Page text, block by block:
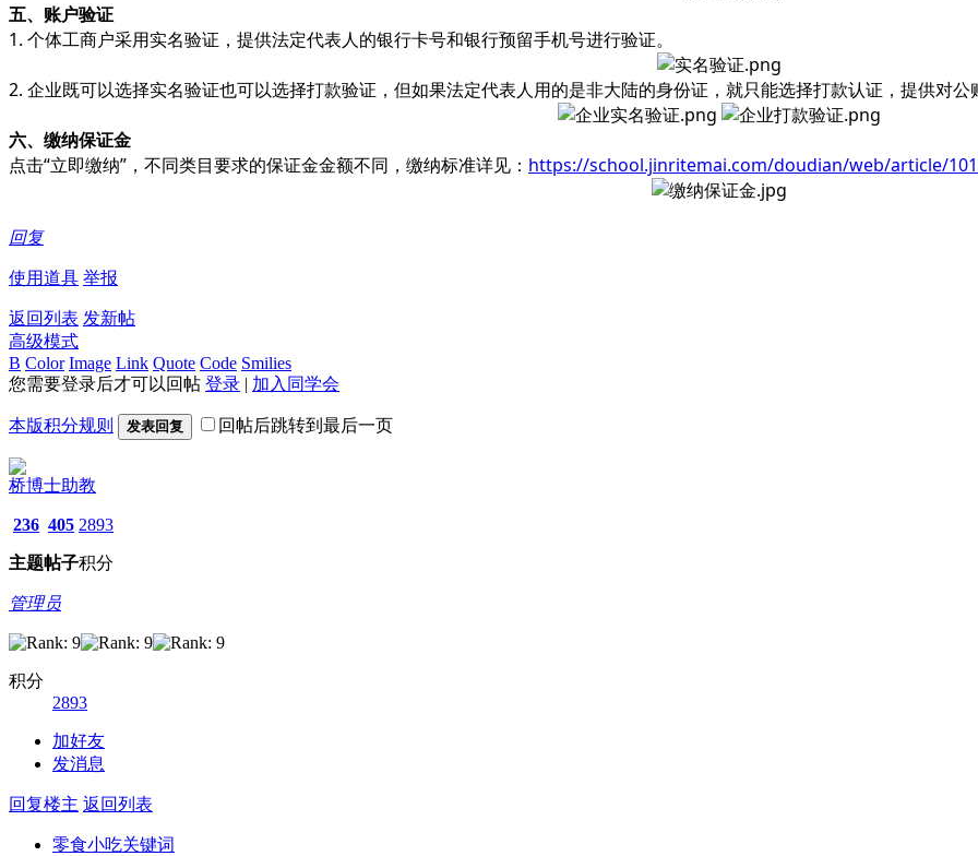
五、账户验证
1. 个体工商户采用实名验证，提供法定代表人的银行卡号和银行预留手机号进行验证。
2. 企业既可以选择实名验证也可以选择打款验证，但如果法定代表人用的是非大陆的身份证，就只能选择打款认证，提供对公
六、缴纳保证金
点击“立即缴纳”，不同类目要求的保证金金额不同，缴纳标准详见： https://school.jinritemai.com/doudian/web/article/
回复
使用道具 举报
返回列表 发新帖
高级模式
B Color Image Link Quote Code Smilies
您需要登录后才可以回帖 登录 | 加入同学会
本版积分规则 发表回复 回帖后跳转到最后一页
桥博士助教
236
主题
405
帖子
2893
积分
管理员
积分
2893
加好友
发消息
回复楼主 返回列表
零食小吃关键词